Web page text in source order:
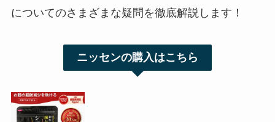
についてのさまざまな疑問を徹底解説します！
ニッセンの購入はこちら